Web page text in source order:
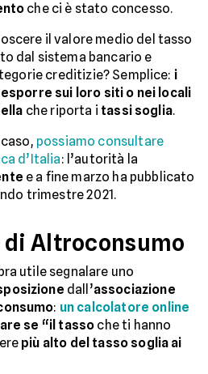
che ci è stato concesso.
il valore medio del tasso
dal sistema bancario e
creditizie? Semplice: i
esporre sui loro siti o nei locali
che riporta i tassi soglia.
possiamo consultare
d’Italia: l’autorità la
e a fine marzo ha pubblicato
trimestre 2021.
Altroconsumo
utile segnalare uno
dall’associazione
: un calcolatore online
se “il tasso che ti hanno
più alto del tasso soglia ai